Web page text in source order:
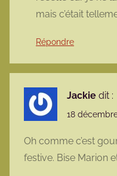
mais c’était
Répondre
Jackie dit :
18
Oh comme c’est
festive. Bise Marion